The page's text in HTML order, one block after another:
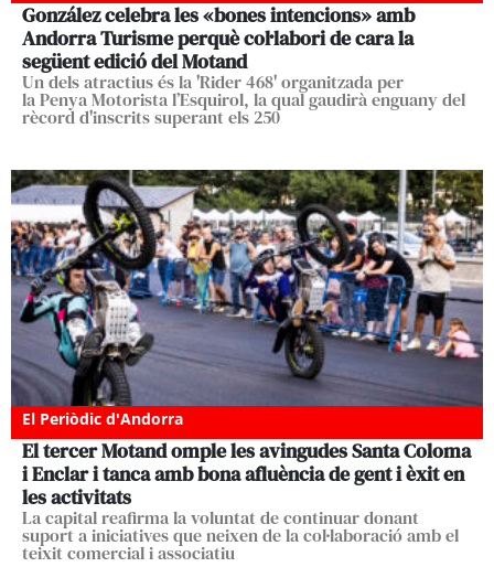
González celebra les «bones intencions» amb
Andorra Turisme perquè col·labori de cara la
següent edició del Motand
Un dels atractius és la 'Rider 468' organitzada per
la Penya Motorista l’Esquirol, la qual gaudirà enguany del
rècord d'inscrits superant els 250
El Periòdic d'Andorra
El tercer Motand omple les avingudes Santa Coloma
i Enclar i tanca amb bona afluència de gent i èxit en
les activitats
La capital reafirma la voluntat de continuar donant
suport a iniciatives que neixen de la col·laboració amb el
teixit comercial i associatiu